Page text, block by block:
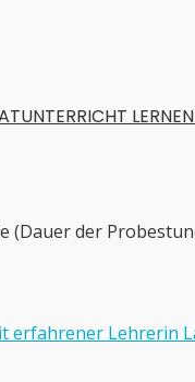
(Dauer der